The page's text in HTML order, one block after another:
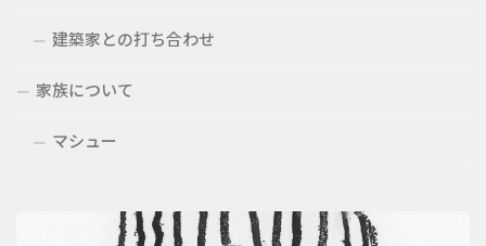
建築家との打ち合わせ
家族について
マシュー